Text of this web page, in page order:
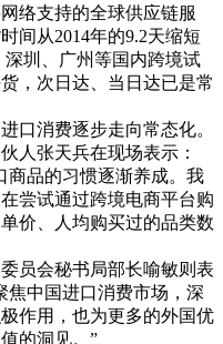
络支持的全球供应链服
间从2014年的9.2天缩短
深圳、广州等国内跨境试
，次日达、当日达已是常
口消费逐步走向常态化。
人张天兵在现场表示：
商品的习惯逐渐养成。我
尝试通过跨境电商平台购
价、人均购买过的品类数
员会秘书局部长喻敏则表
焦中国进口消费市场，深
作用，也为更多的外国优
的洞见。”